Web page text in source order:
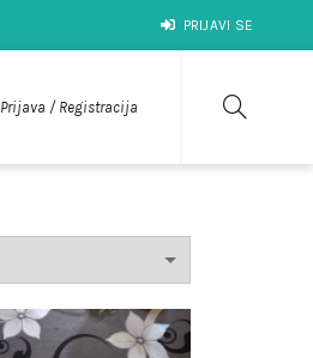
PRIJAVI SE
Prijava / Registracija